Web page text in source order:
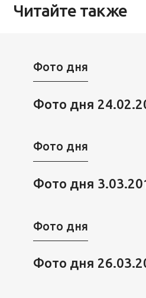
Читайте также
Фото дня
Фото дня
Фото дня
Фото дня
Фото дня
Фото дня